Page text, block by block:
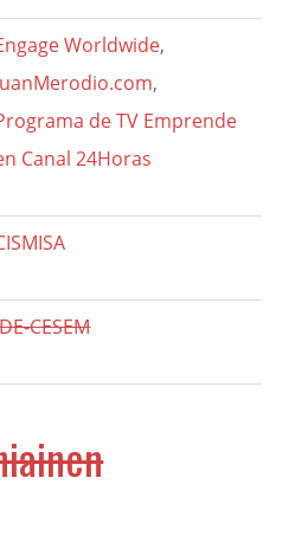
Worldwide,
,
de TV Emprende
Canal 24Horas
CESEM